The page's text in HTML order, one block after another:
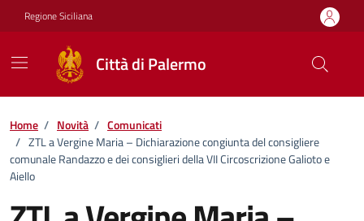
Vai ai contenuti
Vai al footer
Regione Siciliana
Città di Palermo
Home / Novità / Comunicati
/ ZTL a Vergine Maria – Dichiarazione congiunta del consigliere
comunale Randazzo e dei consiglieri della VII Circoscrizione Galioto e
Aiello